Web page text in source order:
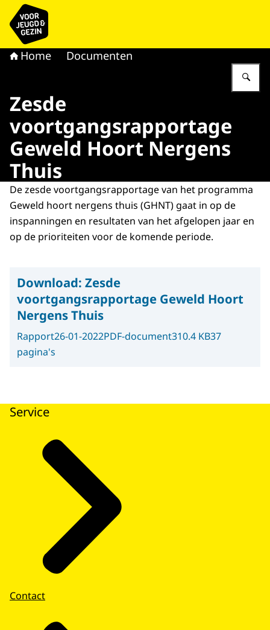
Naar de homepage van voor Jeugd & Gezin
Home Documenten
Zesde
voortgangsrapportage
Geweld Hoort Nergens
Thuis
De zesde voortgangsrapportage van het programma
Geweld hoort nergens thuis (GHNT) gaat in op de
inspanningen en resultaten van het afgelopen jaar en
op de prioriteiten voor de komende periode.
Download: Zesde
voortgangsrapportage Geweld Hoort
Nergens Thuis
Rapport26-01-2022PDF-document310.4 KB37
pagina's
Service
Contact